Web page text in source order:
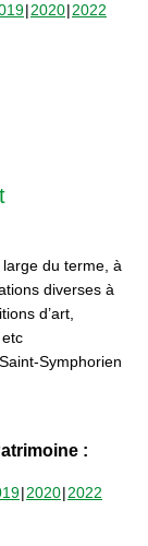
2020 2022
du terme, à
diverses à
d’art,
Symphorien
:
2020 2022